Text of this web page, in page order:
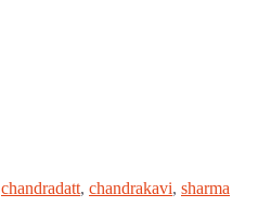
chandradatt, chandrakavi, sharma